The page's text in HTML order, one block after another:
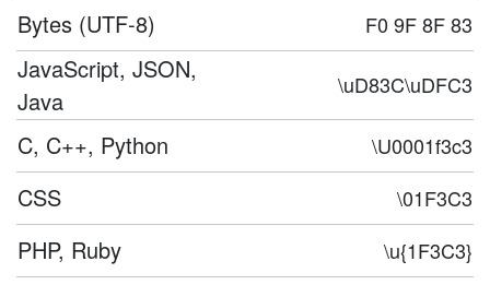
Bytes (UTF-8) F0 9F 8F 83
JavaScript, JSON,
Java
\uD83C\uDFC3
C, C++, Python \U0001f3c3
CSS \01F3C3
PHP, Ruby \u{1F3C3}